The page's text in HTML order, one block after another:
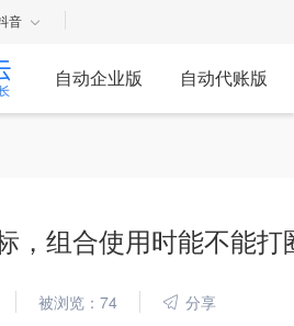
音
自动企业版 自动代账版
，组合使用时能不能打
被浏览：74 分享